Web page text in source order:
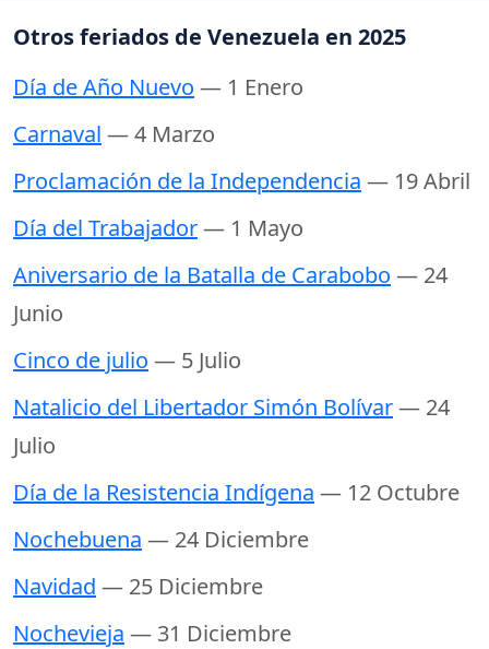
Otros feriados de Venezuela en 2025
Día de Año Nuevo — 1 Enero
Carnaval — 4 Marzo
Proclamación de la Independencia — 19 Abril
Día del Trabajador— 1 Mayo
Aniversario de la Batalla de Carabobo — 24
Junio
Cinco de julio — 5 Julio
Natalicio del Libertador Simón Bolívar— 24
Julio
Día de la Resistencia Indígena — 12 Octubre
Nochebuena — 24 Diciembre
Navidad — 25 Diciembre
Nochevieja — 31 Diciembre